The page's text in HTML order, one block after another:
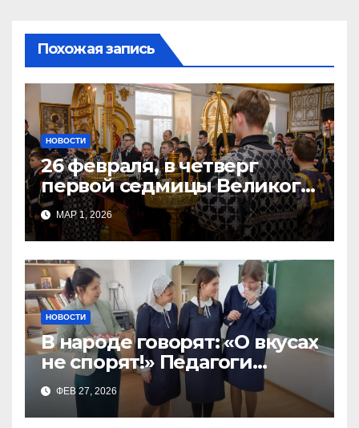
Похожая запись
НОВОСТИ
26 февраля, в четверг
первой седмицы Великого
Поста, в Свято-Никольском
храме состоялось Великое
МАР 1, 2026
НОВОСТИ
В народе говорят: «О вкусах
не спорят!» Педагоги
поварского отделения
Тимченко О.О.
ФЕВ 27, 2026